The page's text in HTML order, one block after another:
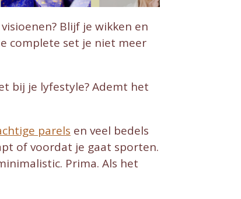
Blijf je wikken en
complete set je niet meer
bij je lyfestyle? Ademt het
parels en veel bedels
of voordat je gaat sporten.
Prima. Als het